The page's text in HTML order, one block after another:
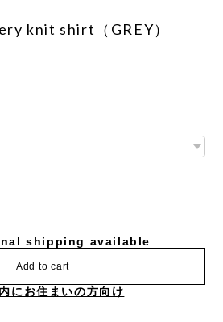
knit shirt（GREY）
shipping available
Add to cart
にお住まいの方向け